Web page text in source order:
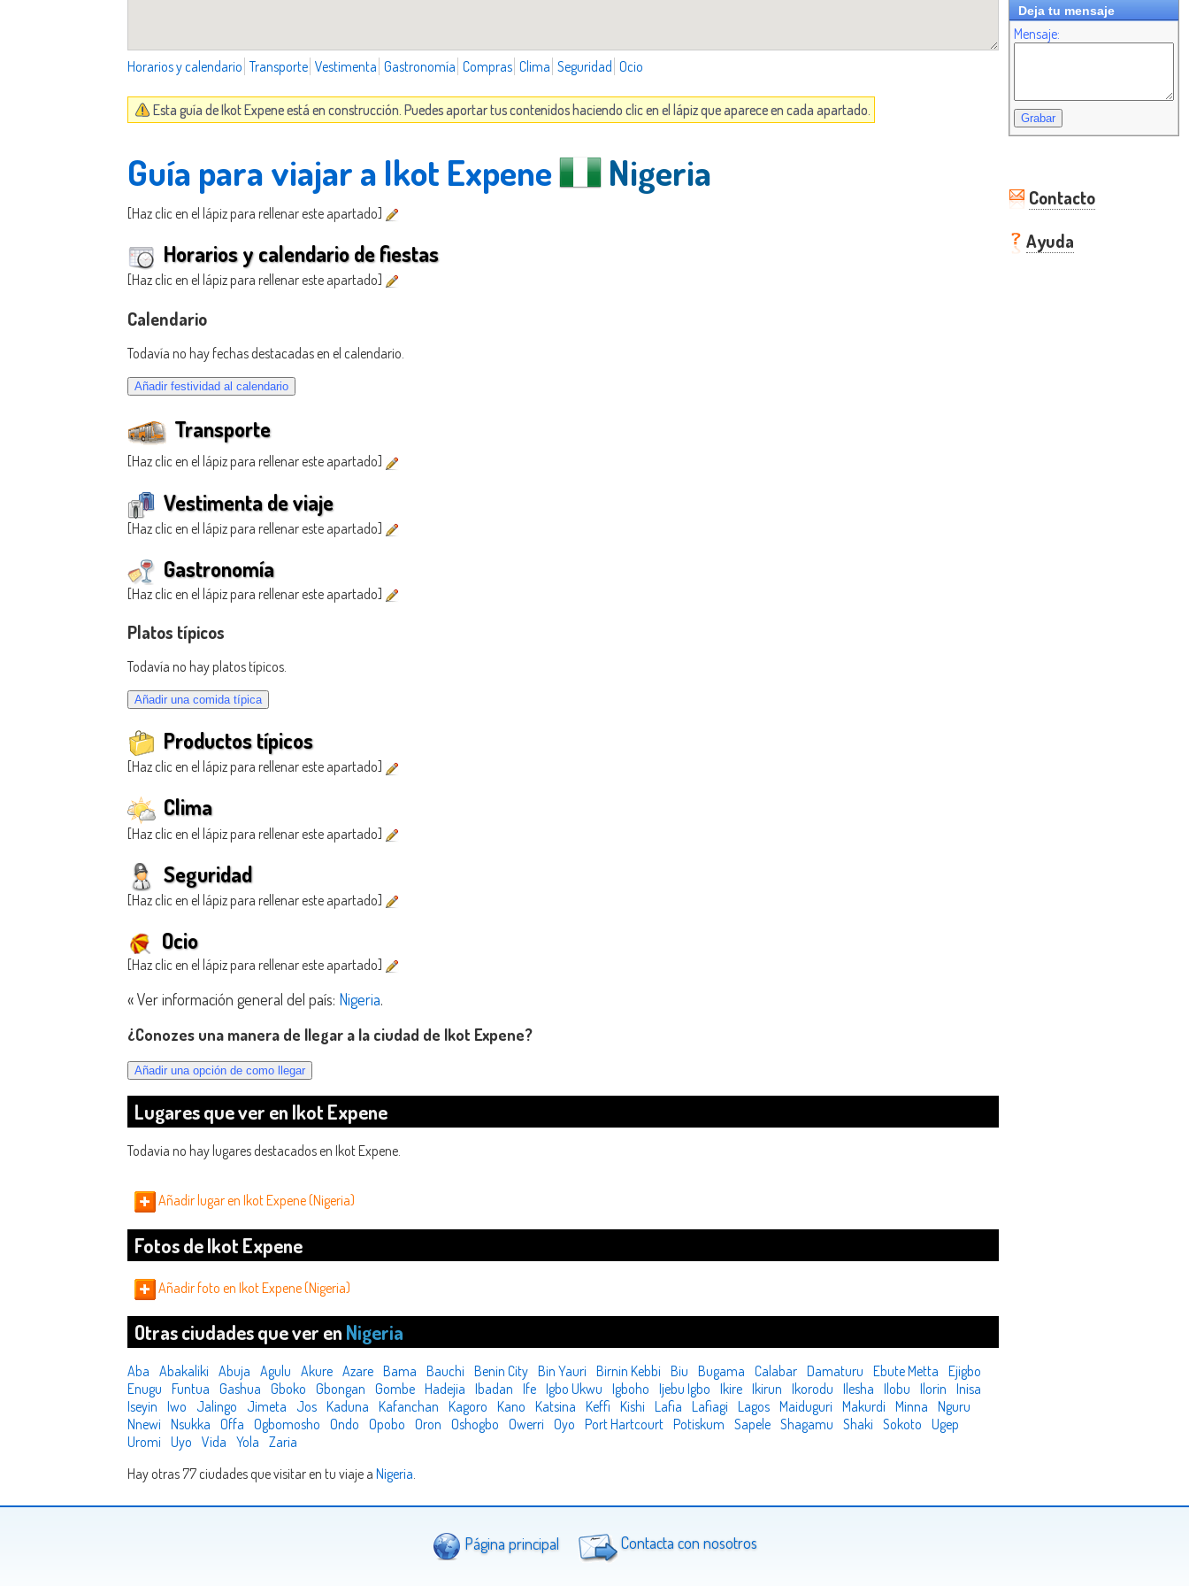
Horarios y calendario Transporte Vestimenta Gastronomía Compras Clima Seguridad Ocio
Esta guía de Ikot Expene está en construcción. Puedes aportar tus contenidos haciendo clic en el lápiz que aparece en cada apartado.
Guía para viajar a Ikot Expene Nigeria
[Haz clic en el lápiz para rellenar este apartado]
Horarios y calendario de fiestas
[Haz clic en el lápiz para rellenar este apartado]
Calendario
Todavía no hay fechas destacadas en el calendario.
Transporte
[Haz clic en el lápiz para rellenar este apartado]
Vestimenta de viaje
[Haz clic en el lápiz para rellenar este apartado]
Gastronomía
[Haz clic en el lápiz para rellenar este apartado]
Platos típicos
Todavía no hay platos típicos.
Productos típicos
[Haz clic en el lápiz para rellenar este apartado]
Clima
[Haz clic en el lápiz para rellenar este apartado]
Seguridad
[Haz clic en el lápiz para rellenar este apartado]
Ocio
[Haz clic en el lápiz para rellenar este apartado]
« Ver información general del país: Nigeria.
¿Conozes una manera de llegar a la ciudad de Ikot Expene?
Lugares que ver en Ikot Expene
Todavia no hay lugares destacados en Ikot Expene.
Añadir lugar en Ikot Expene (Nigeria)
Fotos de Ikot Expene
Añadir foto en Ikot Expene (Nigeria)
Otras ciudades que ver en Nigeria
Aba Abakaliki Abuja Agulu Akure Azare Bama Bauchi Benin City Bin Yauri Birnin Kebbi Biu Bugama Calabar Damaturu Ebute Metta Ejigbo
Enugu Funtua Gashua Gboko Gbongan Gombe Hadejia Ibadan Ife Igbo Ukwu Igboho Ijebu Igbo Ikire Ikirun Ikorodu Ilesha Ilobu Ilorin Inisa
Iseyin Iwo Jalingo Jimeta Jos Kaduna Kafanchan Kagoro Kano Katsina Keffi Kishi Lafia Lafiagi Lagos Maiduguri Makurdi Minna Nguru
Nnewi Nsukka Offa Ogbomosho Ondo Opobo Oron Oshogbo Owerri Oyo Port Hartcourt Potiskum Sapele Shagamu Shaki Sokoto Ugep
Uromi Uyo Vida Yola Zaria
Hay otras 77 ciudades que visitar en tu viaje a Nigeria.
Deja tu mensaje
Mensaje:
Contacto
Ayuda
Página principal Contacta con nosotros